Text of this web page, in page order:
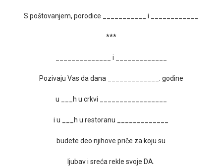
S poštovanjem, porodice ___________ i ____________
***
______________ i _____________
Pozivaju Vas da dana _____________. godine
u ___h u crkvi _________________
i u ___h u restoranu _____________
budete deo njihove priče za koju su
ljubav i sreća rekle svoje DA.